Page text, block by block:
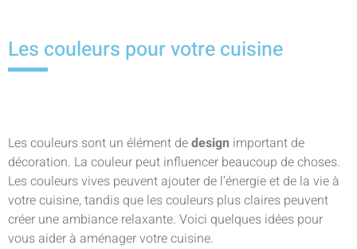
Les couleurs pour votre cuisine
Les couleurs sont un élément dedesign important de
décoration. La couleur peut influencer beaucoup de choses.
Les couleurs vives peuvent ajouter de l’énergie et de la vie à
votre cuisine, tandis que les couleurs plus claires peuvent
créer une ambiance relaxante. Voici quelques idées pour
vous aider à aménager votre cuisine.